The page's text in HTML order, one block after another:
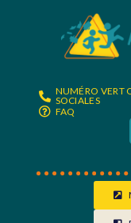
NUMÉRO VERT
SOCIALES
FAQ